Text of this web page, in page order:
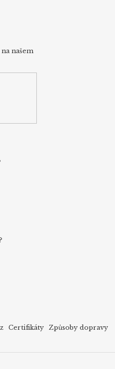
našem
Certifikáty Způsoby dopravy